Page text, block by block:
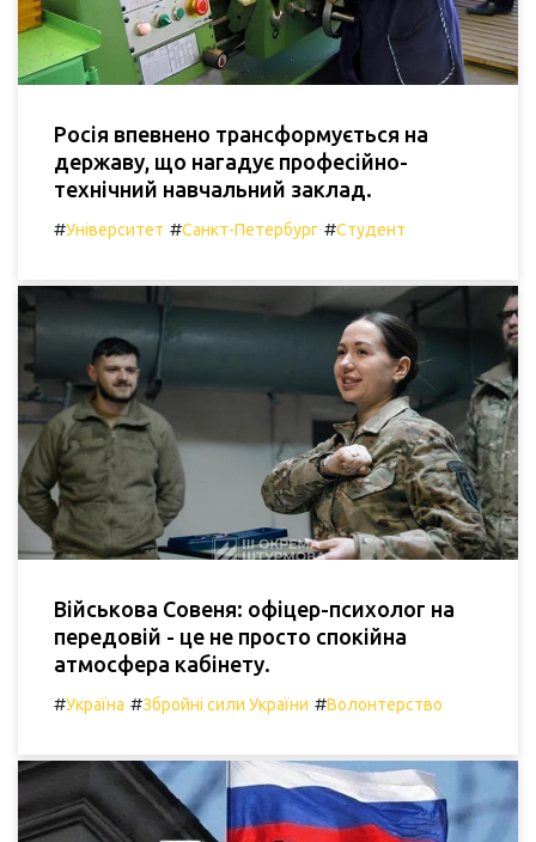
Росія впевнено трансформується на
державу, що нагадує професійно-
технічний навчальний заклад.
#Університет #Санкт-Петербург #Студент
Військова Совеня: офіцер-психолог на
передовій - це не просто спокійна
атмосфера кабінету.
#Україна #Збройні сили України #Волонтерство